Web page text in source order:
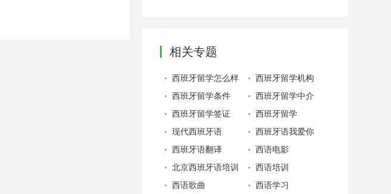
相关专题
西班牙留学怎么样
西班牙留学机构
西班牙留学条件
西班牙留学中介
西班牙留学签证
西班牙留学
现代西班牙语
西班牙语我爱你
西班牙语翻译
西语电影
北京西班牙语培训
西语培训
西语歌曲
西语学习